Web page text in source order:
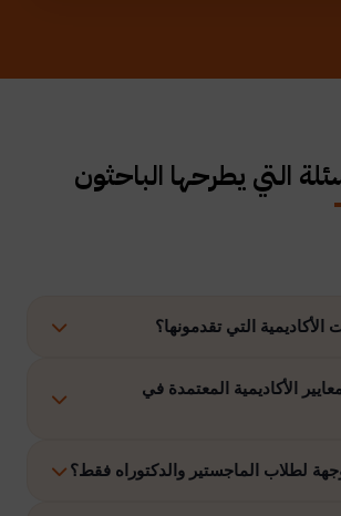
التي يطرحها الباحثون
الأكاديمية التي تقدمونها؟
تشمل إعداد الرسائل العلمية، الاستشارات
الإحصائي، إعداد خطة البحث، نشر الأبحاث،
الأكاديمية المعتمدة في
جميع الأعمال وفق ضوابط الدراسات العليا
لطلاب الماجستير والدكتوراه فقط؟